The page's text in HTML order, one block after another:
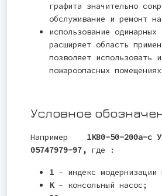
графита значительно
обслуживание и ремонт
использование одинарных
расширяет область
позволяет использовать
пожароопасных помещениях
Условное
Например 1К80-50-200а-с
05747979-97, где :
1 – индекс модернизации
К– консольный насос;